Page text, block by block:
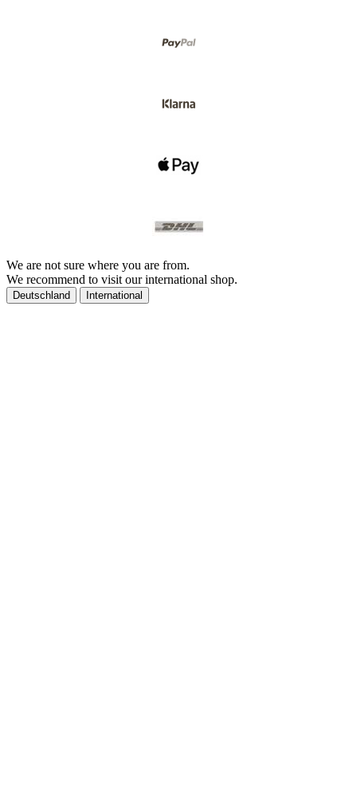
We are not sure where you are from.
We recommend to visit our international shop.
Deutschland International